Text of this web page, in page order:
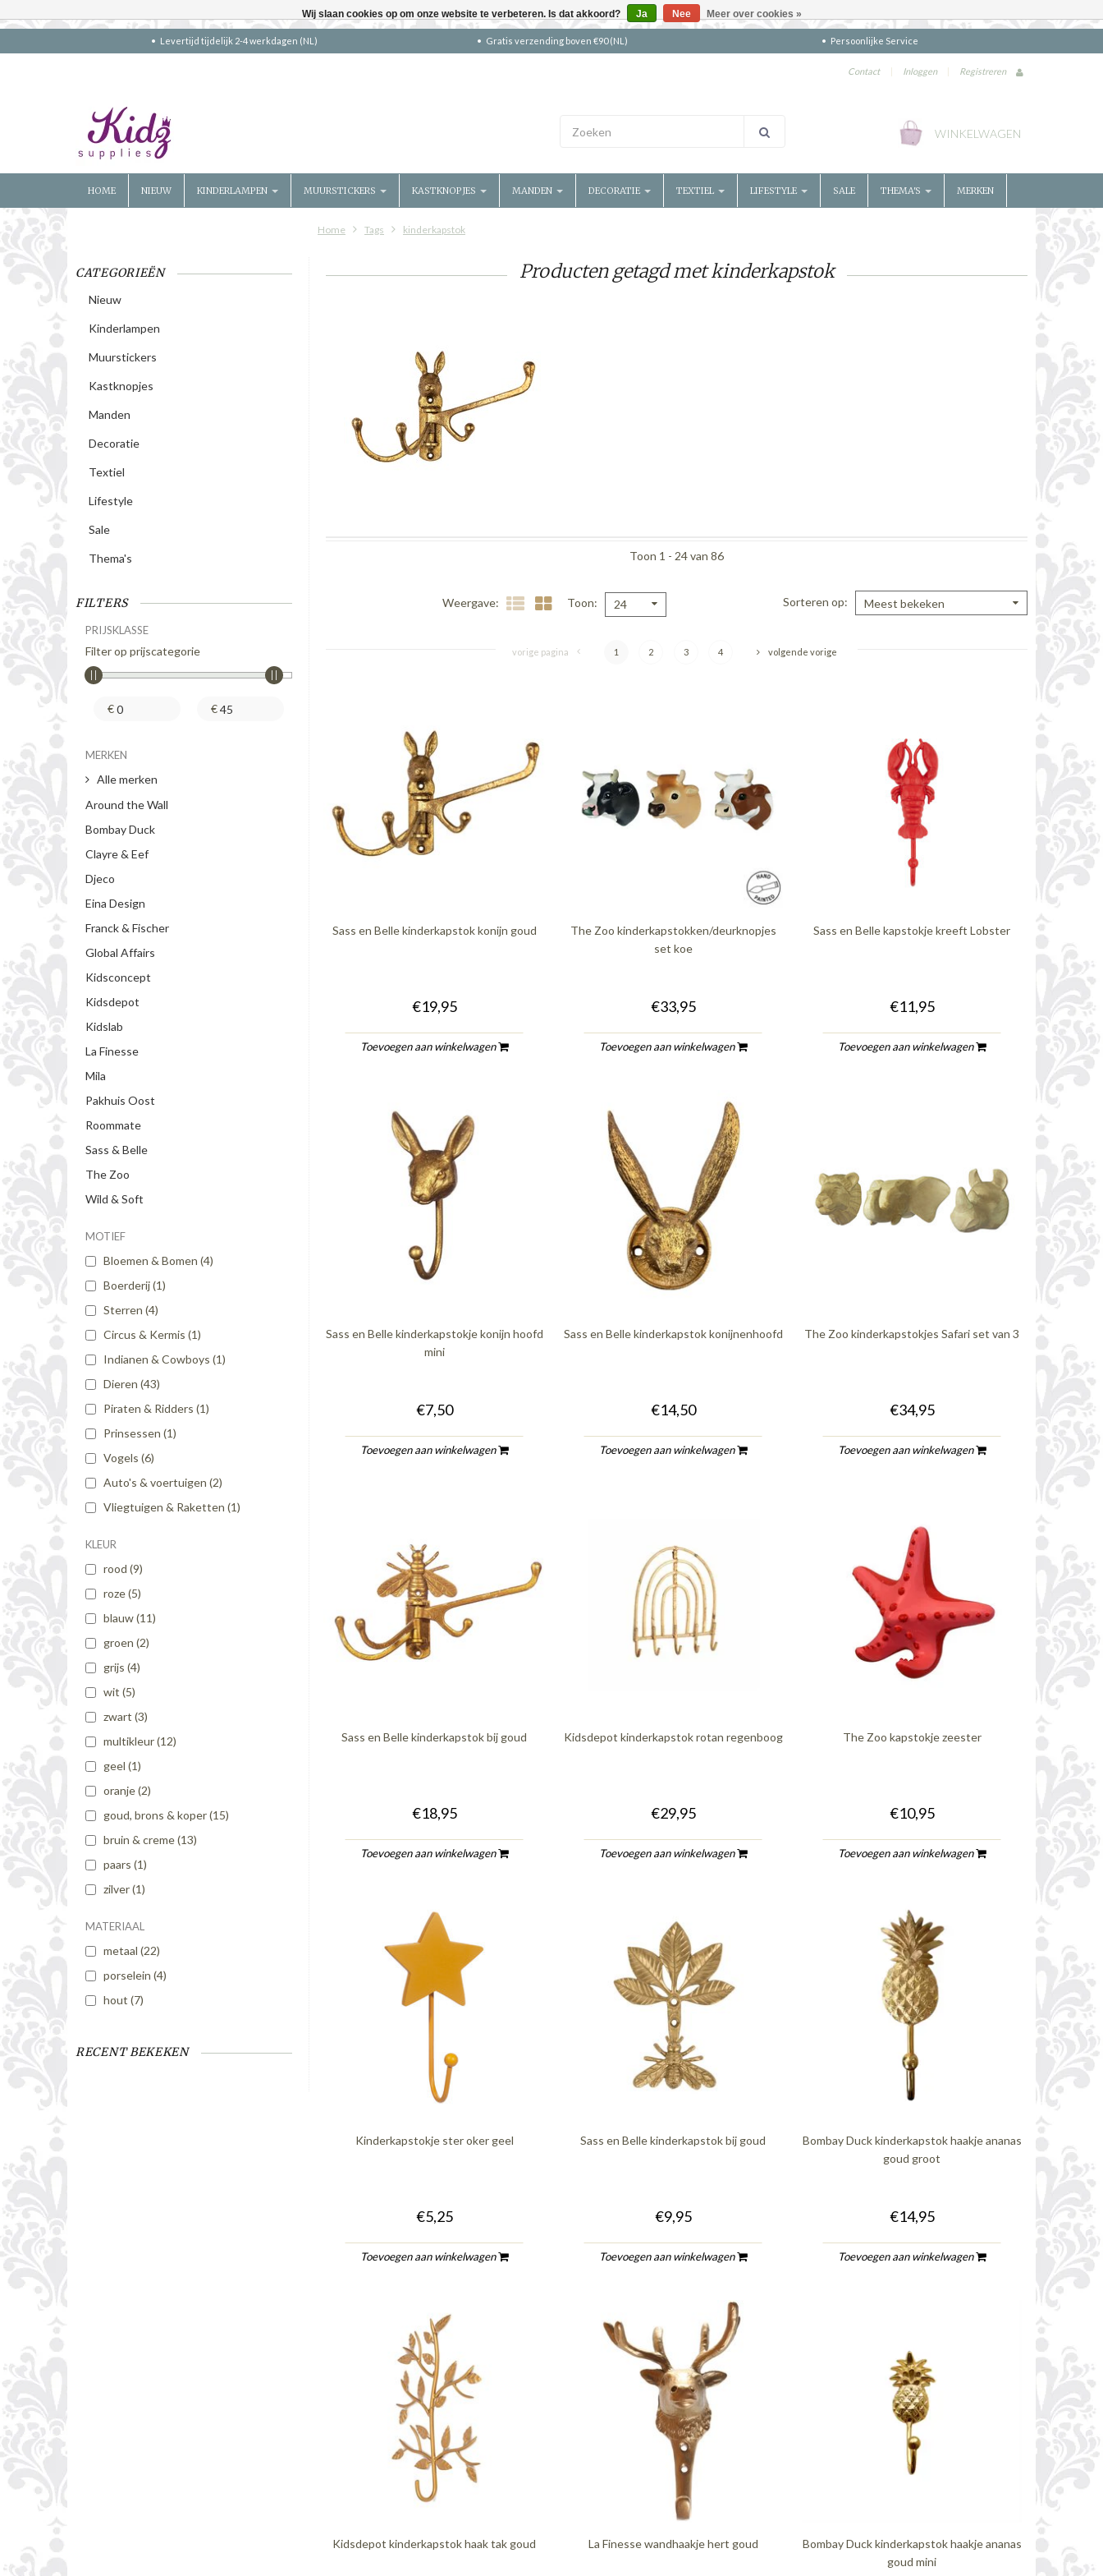
Levertijd tijdelijk 2-4 werkdagen (NL) Gratis verzending boven €90 (NL) Persoonlijke Service
Contact | Inloggen | Registreren
WINKELWAGEN
HOME NIEUW KINDERLAMPEN MUURSTICKERS KASTKNOPJES MANDEN DECORATIE TEXTIEL LIFESTYLE SALE THEMA'S MERKEN
Home Tags kinderkapstok
CATEGORIEËN
Nieuw
Kinderlampen
Muurstickers
Kastknopjes
Manden
Decoratie
Textiel
Lifestyle
Sale
Thema's
FILTERS
PRIJSKLASSE
Filter op prijscategorie
€ €
MERKEN
Alle merken
Around the Wall
Bombay Duck
Clayre & Eef
Djeco
Eina Design
Franck & Fischer
Global Affairs
Kidsconcept
Kidsdepot
Kidslab
La Finesse
Mila
Pakhuis Oost
Roommate
Sass & Belle
The Zoo
Wild & Soft
MOTIEF
Bloemen & Bomen (4)
Boerderij(1)
Sterren (4)
Circus & Kermis (1)
Indianen & Cowboys (1)
Dieren (43)
Piraten & Ridders (1)
Prinsessen (1)
Vogels (6)
Auto's & voertuigen (2)
Vliegtuigen & Raketten (1)
KLEUR
rood (9)
roze(5)
blauw(11)
groen (2)
grijs (4)
wit (5)
zwart (3)
multikleur(12)
geel (1)
oranje(2)
goud, brons & koper(15)
bruin & creme(13)
paars (1)
zilver(1)
MATERIAAL
metaal (22)
porselein (4)
hout (7)
RECENT BEKEKEN
Producten getagd met kinderkapstok
Toon 1 - 24 van 86
Weergave Toon 24 Sorteren op Meest bekeken
vorige pagina 1 2 3 4 volgende vorige
Sass en Belle kinderkapstok konijn goud
€19,95
Toevoegen aan winkelwagen
The Zoo kinderkapstokken/deurknopjes
set koe
€33,95
Toevoegen aan winkelwagen
Sass en Belle kapstokje kreeft Lobster
€11,95
Toevoegen aan winkelwagen
Sass en Belle kinderkapstokje konijn hoofd
mini
€7,50
Toevoegen aan winkelwagen
Sass en Belle kinderkapstok konijnenhoofd
€14,50
Toevoegen aan winkelwagen
The Zoo kinderkapstokjes Safari set van 3
€34,95
Toevoegen aan winkelwagen
Sass en Belle kinderkapstok bij goud
€18,95
Toevoegen aan winkelwagen
Kidsdepot kinderkapstok rotan regenboog
€29,95
Toevoegen aan winkelwagen
The Zoo kapstokje zeester
€10,95
Toevoegen aan winkelwagen
Kinderkapstokje ster oker geel
€5,25
Toevoegen aan winkelwagen
Sass en Belle kinderkapstok bij goud
€9,95
Toevoegen aan winkelwagen
Bombay Duck kinderkapstok haakje ananas
goud groot
€14,95
Toevoegen aan winkelwagen
Kidsdepot kinderkapstok haak tak goud La Finesse wandhaakje hert goud
Bombay Duck kinderkapstok haakje ananas
goud mini
Wij slaan cookies op om onze website te verbeteren. Is dat akkoord? Ja Nee Meer over cookies »